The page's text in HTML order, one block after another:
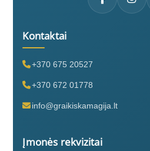
Kontaktai
+370 675 20527
+370 672 01778
info@graikiskamagija.lt
Įmonės rekvizitai